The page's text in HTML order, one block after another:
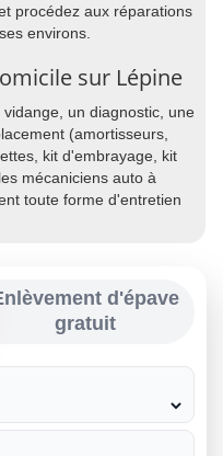
procédez aux réparations
environs.
sur Lépine
un diagnostic, une
(amortisseurs,
kit d'embrayage, kit
mécaniciens auto à
toute forme d'entretien
d'épave
gratuit